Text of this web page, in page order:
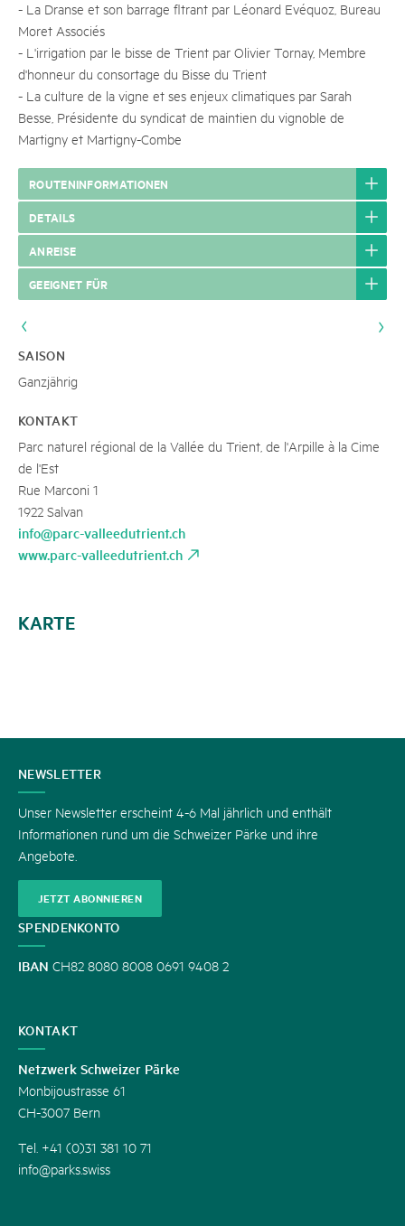
- La Dranse et son barrage fltrant par Léonard Evéquoz, Bureau
Moret Associés
- L'irrigation par le bisse de Trient par Olivier Tornay, Membre
d'honneur du consortage du Bisse du Trient
- La culture de la vigne et ses enjeux climatiques par Sarah
Besse, Présidente du syndicat de maintien du vignoble de
Martigny et Martigny-Combe
ROUTENINFORMATIONEN
DETAILS
ANREISE
GEEIGNET FÜR
SAISON
Ganzjährig
KONTAKT
Parc naturel régional de la Vallée du Trient, de l'Arpille à la Cime
de l'Est
Rue Marconi 1
1922 Salvan
info@parc-valleedutrient.ch
www.parc-valleedutrient.ch
KARTE
KONTAKT
NEWSLETTER
Unser Newsletter erscheint 4-6 Mal jährlich und enthält
Informationen rund um die Schweizer Pärke und ihre
Angebote.
JETZT ABONNIEREN
SPENDENKONTO
IBAN CH82 8080 8008 0691 9408 2
KONTAKT
Netzwerk Schweizer Pärke
Monbijoustrasse 61
CH-3007 Bern
Tel. +41 (0)31 381 10 71
info@parks.swiss